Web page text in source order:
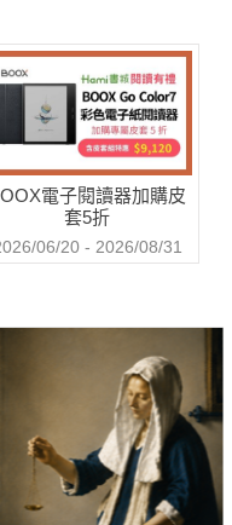
董事長 吳東亮
國際商業銀行獨立董事
啟群
電子閱讀器加購皮
套5折
06/20 - 2026/08/31